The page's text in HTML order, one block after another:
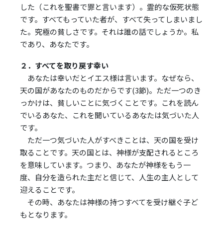
した（これを聖書で罪と言います）。霊的な仮死状態
です。すべてもっていた者が、すべて失ってしまいまし
た。究極の貧しさです。それは誰の話でしょうか。私
であり、あなたです。
２．すべてを取り戻す幸い
あなたは幸いだとイエス様は言います。なぜなら、
天の国があなたのものだからです(3節)。ただ一つのき
っかけは、貧しいことに気づくことです。これを読ん
でいるあなた、これを聞いているあなたは気づいた人
です。
ただ一つ気づいた人がすべきことは、天の国を受け
取ることです。天の国とは、神様が支配されるところ
を意味しています。つまり、あなたが神様をもう一
度、自分を造られた主だと信じて、人生の主人として
迎えることです。
その時、あなたは神様の持つすべてを受け継ぐ子ど
もとなります。